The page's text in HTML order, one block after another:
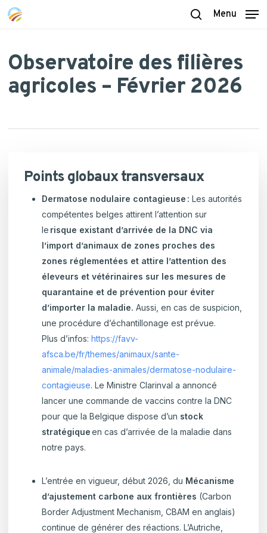
Skip
content
Menu
Observatoire des filières
agricoles – Février 2026
Points globaux transversaux
Dermatose nodulaire contagieuse :Les autorités
compétentes belges attirent l’attention sur
le risque existant d’arrivée de la DNC via
l’import d’animaux de zones proches des
zones réglementées et attire l’attention des
éleveurs et vétérinaires sur les mesures de
quarantaine et de prévention pour éviter
d’importer la maladie.Aussi, en cas de suspicion,
une procédure d’échantillonage est prévue.
Plus d’infos:https://favv-
afsca.be/fr/themes/animaux/sante-
animale/maladies-animales/dermatose-nodulaire-
contagieuse. Le Ministre Clarinval a annoncé
lancer une commande de vaccins contre la DNC
pour que la Belgique dispose d’un stock
stratégiqueen cas d’arrivée de la maladie dans
notre pays.
L’entrée en vigueur, début 2026, du Mécanisme
d’ajustement carbone aux frontières (Carbon
Border Adjustment Mechanism, CBAM en anglais)
continue de générer des réactions. L’Autriche,